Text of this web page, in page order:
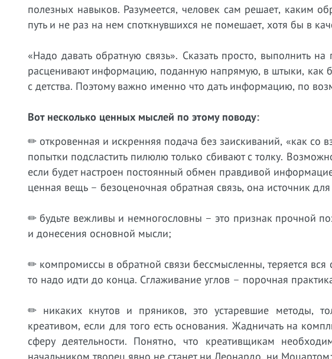
полезных навыков. Разумеется, человек сам решает, каким
путь и не раз на нем споткнувшихся не помешает, хотя бы в
«Надо давать обратную связь». Сказать просто, выполнить
расценивают информацию, поданную напрямую, в штыки, как
с детства. Поэтому важно именно что дать информацию, по
Вот несколько ценных мыслей по этому поводу:
✏ откровенная и искренняя подача без заискиваний, «как со
попытки подсластить пилюлю только сбивают с толку.
если будет настроен постоянный обмен правдивой
ценная вещь – безоценочная обратная связь, она источник
✏ будьте вежливы и немногословны – это признак прочной
и донесения основной мысли;
✏ компромиссы в обратной связи бессмысленны, теряется вся
то надо идти до конца. Сглаживание углов – порочная
✏ никаких кнутов и пряников, это устаревшие методы,
креативом, если для того есть основания. Жадничать на
сферу деятельности. Понятно, что креативщикам
начальником творец явно не станет ни Леонардо, ни Моцартом;